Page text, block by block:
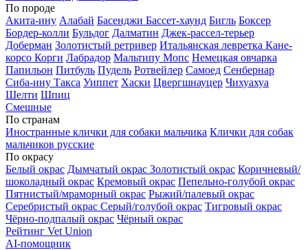
По породе
Акита-ину Алабай Басенджи Бассет-хаунд Бигль Боксер
Бордер-колли Бульдог Далматин Джек-рассел-терьер
Доберман Золотистый ретривер Итальянская левретка Кане-
корсо Корги Лабрадор Мальтипу Мопс Немецкая овчарка
Папильон Питбуль Пудель Ротвейлер Самоед Сенбернар
Сиба-ину Такса Уиппет Хаски Цвергшнауцер Чихуахуа
Шелти Шпиц
Смешные
По странам
Иностранные клички для собаки мальчика Клички для собак
мальчиков русские
По окрасу
Белый окрас Дымчатый окрас Золотистый окрас Коричневый/
шоколадный окрас Кремовый окрас Пепельно-голубой окрас
Пятнистый/мраморный окрас Рыжий/палевый окрас
Серебристый окрас Серый/голубой окрас Тигровый окрас
Чёрно-подпалый окрас Чёрный окрас
Рейтинг Vet Union
AI-помощник